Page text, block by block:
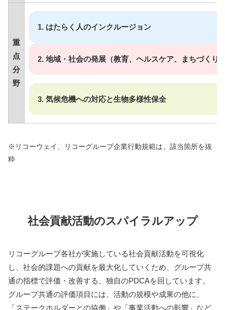
重
点
分
野
1. はたらく人のインクルージョン
2. 地域・社会の発展（教育、ヘルスケア、まちづくり
3. 気候危機への対応と生物多様性保全
※リコーウェイ、リコーグループ企業行動規範は、該当箇所を抜
粋
社会貢献活動のスパイラルアップ
リコーグループ各社が実施している社会貢献活動を可視化
し、社会的課題への貢献を最大化していくため、グループ共
通の指標で評価・改善する、独自のPDCAを回しています。
グループ共通の評価項目には、活動の規模や成果の他に、
「ステークホルダーとの協働」や「事業活動への影響」など